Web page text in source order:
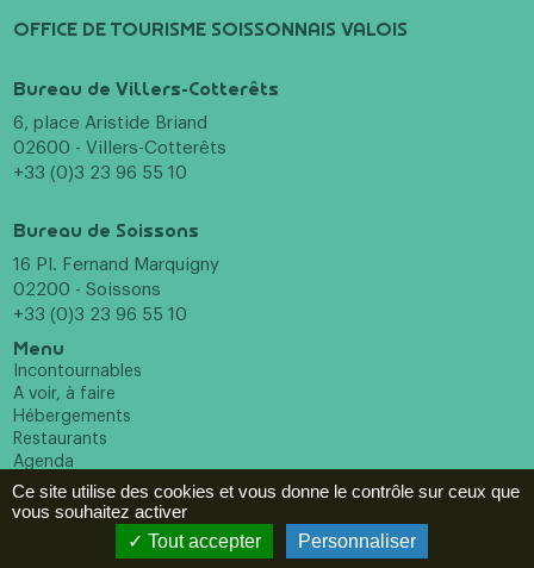
OFFICE DE TOURISME SOISSONNAIS VALOIS
Bureau de Villers-Cotterêts
6, place Aristide Briand
02600 - Villers-Cotterêts
+33 (0)3 23 96 55 10
Bureau de Soissons
16 Pl. Fernand Marquigny
02200 - Soissons
+33 (0)3 23 96 55 10
Menu
Incontournables
A voir, à faire
Hébergements
Restaurants
Agenda
ESPACE PRO
Ce site utilise des cookies et vous donne le contrôle sur ceux que
vous souhaitez activer
Tout accepter
Personnaliser